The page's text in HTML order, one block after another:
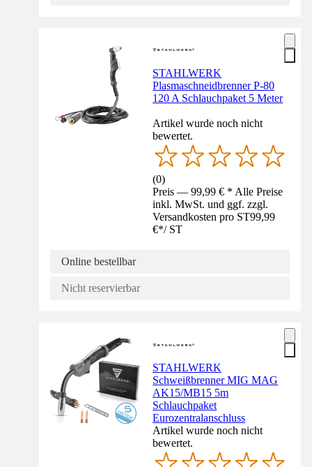
STAHLWERK
Plasmaschneidbrenner P-80
120 A Schlauchpaket 5 Meter
Artikel wurde noch nicht
bewertet.
(0)
Preis — 99,99 € * Alle Preise
inkl. MwSt. und ggf. zzgl.
Versandkosten pro ST99,99
€*/ ST
Online bestellbar
Nicht reservierbar
STAHLWERK
Schweißbrenner MIG MAG
AK15/MB15 5m
Schlauchpaket
Eurozentralanschluss
Artikel wurde noch nicht
bewertet.